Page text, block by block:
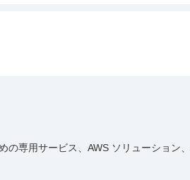
専用サービス、AWS ソリューション